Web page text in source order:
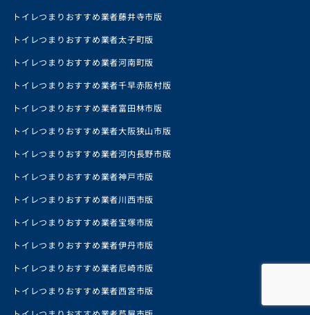
トイレつまりおすすめ業者藤井寺市版
トイレつまりおすすめ業者太子町版
トイレつまりおすすめ業者河南町版
トイレつまりおすすめ業者千早赤阪村版
トイレつまりおすすめ業者富田林市版
トイレつまりおすすめ業者大阪狭山市版
トイレつまりおすすめ業者河内長野市版
トイレつまりおすすめ業者神戸市版
トイレつまりおすすめ業者川西市版
トイレつまりおすすめ業者宝塚市版
トイレつまりおすすめ業者伊丹市版
トイレつまりおすすめ業者尼崎市版
トイレつまりおすすめ業者西宮市版